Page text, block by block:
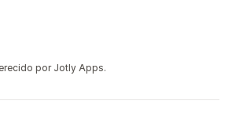
por Jotly Apps.